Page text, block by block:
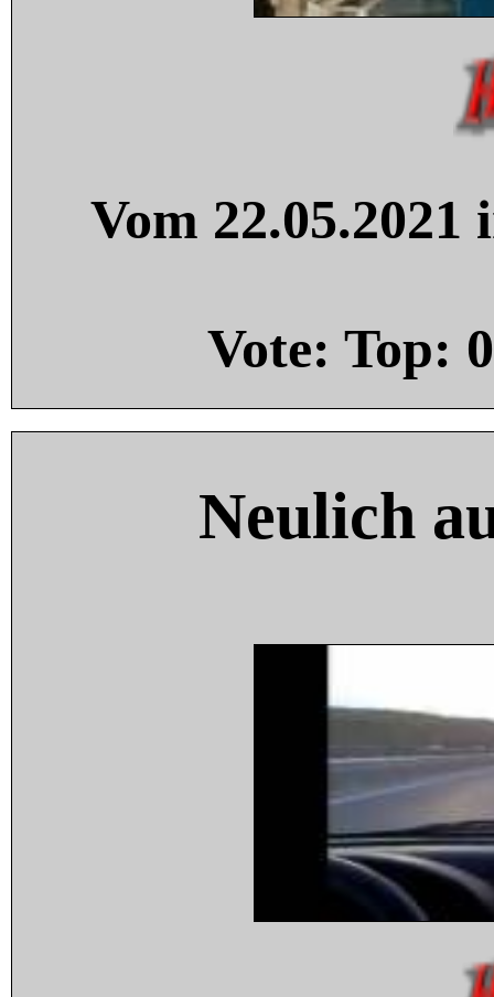
Vom
Vote: Top: 0
Neulich